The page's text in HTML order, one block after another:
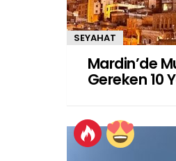
SEYAHAT
Mardin’de
Gereken 10